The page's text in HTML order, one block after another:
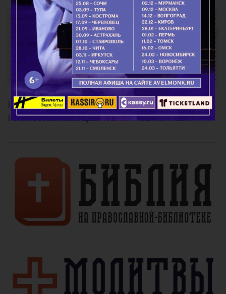
I-е к Тимофею послание Св. Ап. Павла
I-е к Фессалоникийцам послание Св. Ап. Павла